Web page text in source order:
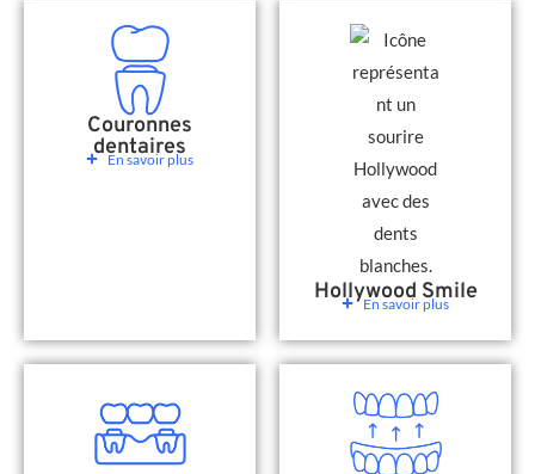
Couronnes
dentaires
En savoir plus
Hollywood Smile
En savoir plus